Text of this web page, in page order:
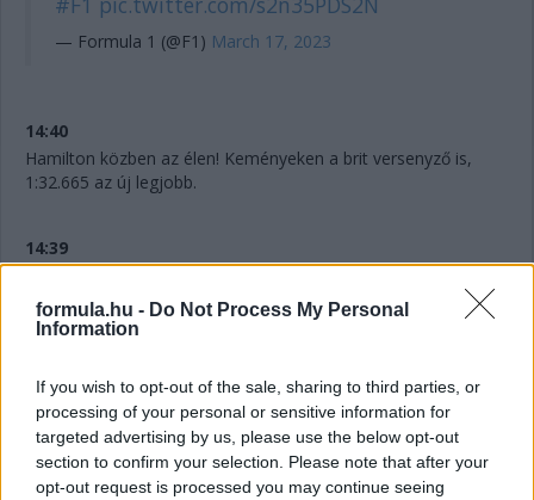
formula.hu - Do Not Process My Personal
Information
If you wish to opt-out of the sale, sharing to third parties, or
processing of your personal or sensitive information for
targeted advertising by us, please use the below opt-out
section to confirm your selection. Please note that after your
opt-out request is processed you may continue seeing
— Formula 1 (@F1) March 17, 2023
14:40
Hamilton közben az élen! Keményeken a brit versenyző is,
1:32.665 az új legjobb.
14:39
Érdekesség egyébként, ami Ferrari T-kameráiból jól látszik: a
csapatot ugyan egy sörmárka alkoholmentes termékét
14:38
A rend kedvéért szögezzük le: Alonso is lágyakon van, míg a
két Ferrari keményeken.